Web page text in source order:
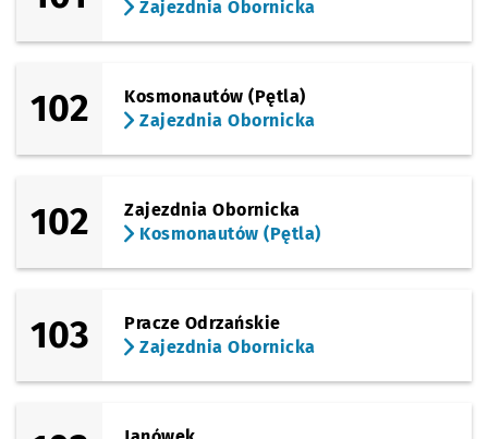
Zajezdnia Obornicka
102
Kosmonautów (Pętla)
Zajezdnia Obornicka
102
Zajezdnia Obornicka
Kosmonautów (Pętla)
103
Pracze Odrzańskie
Zajezdnia Obornicka